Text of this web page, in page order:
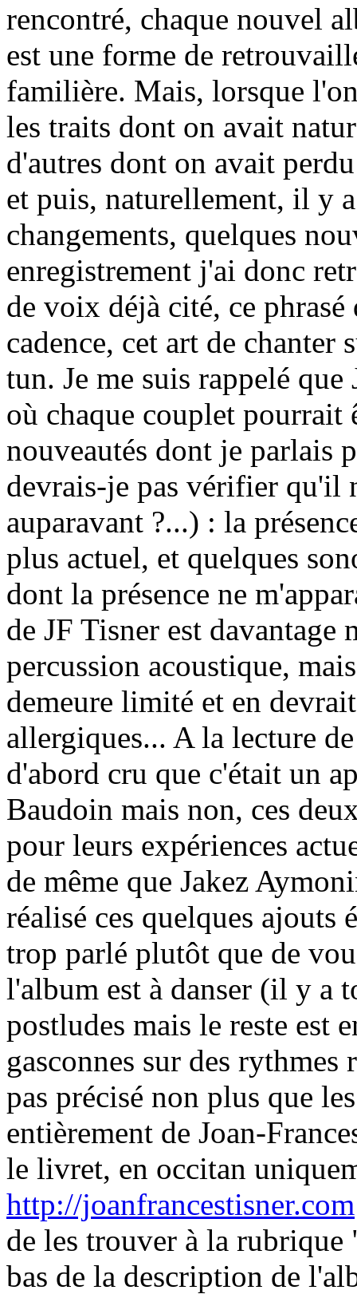
rencontré, chaque nouvel
est une forme de
familière. Mais, lorsque
les traits dont on avait
d'autres dont on avait
et puis, naturellement, il y
changements, quelques
enregistrement j'ai donc
de voix déjà cité, ce
cadence, cet art de
tun. Je me suis rappelé
où chaque couplet pourrait
nouveautés dont je parlais
devrais-je pas vérifier qu'il
auparavant ?...) : la
plus actuel, et quelques
dont la présence ne
de JF Tisner est
percussion acoustique,
demeure limité et en
allergiques... A la lecture
d'abord cru que c'était un
Baudoin mais non, ces
pour leurs expériences
de même que Jakez
réalisé ces quelques
trop parlé plutôt que de
l'album est à danser (il y a
postludes mais le reste est
gasconnes sur des
pas précisé non plus que
entièrement de Joan-
le livret, en occitan
http://joanfrancestisner.com
de les trouver à la rubrique
bas de la description de